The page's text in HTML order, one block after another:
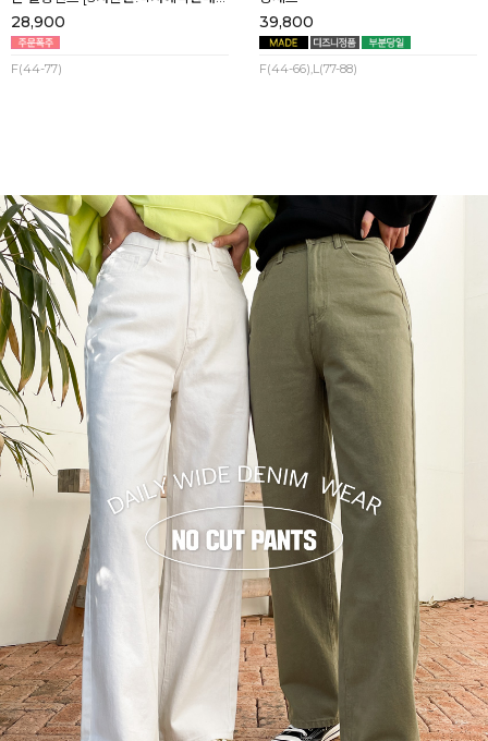
[네이비] 8월셋째주 순차배송
28,900
F(44-77)
39,800
F(44-66),L(77-88)